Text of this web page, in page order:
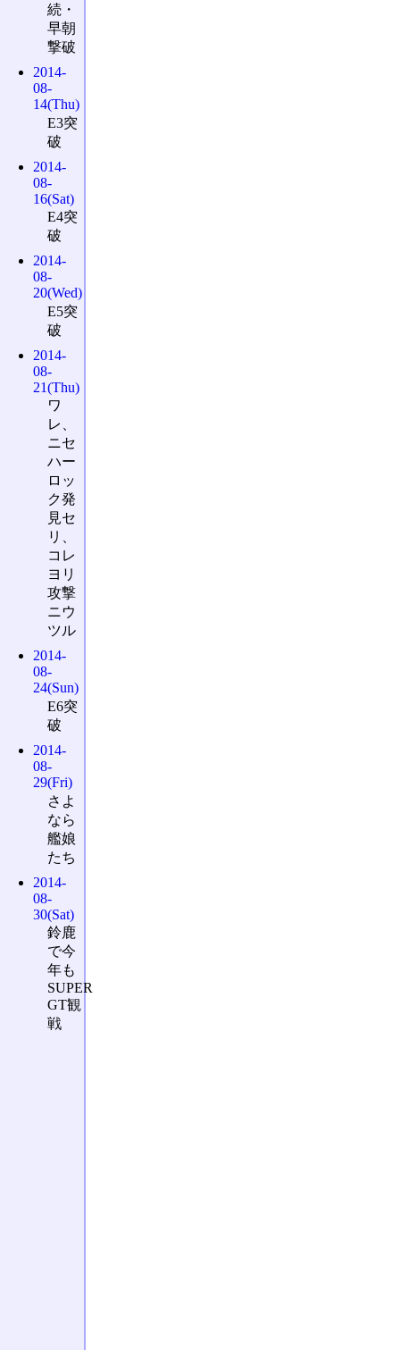
続・
早朝
撃破
2014-
08-
14(Thu)
E3突
破
2014-
08-
16(Sat)
E4突
破
2014-
08-
20(Wed)
E5突
破
2014-
08-
21(Thu)
ワ
レ、
ニセ
ハー
ロッ
ク発
見セ
リ、
コレ
ヨリ
攻撃
ニウ
ツル
2014-
08-
24(Sun)
E6突
破
2014-
08-
29(Fri)
さよ
なら
艦娘
たち
2014-
08-
30(Sat)
鈴鹿
で今
年も
SUPER
GT観
戦